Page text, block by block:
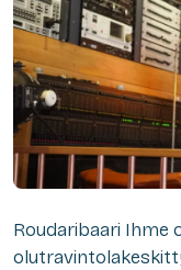
Roudaribaari Ihme